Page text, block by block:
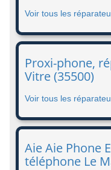
Voir tous les
Proxi-phone,
Vitre (35500)
Voir tous les
Aie Aie Phone
téléphone Le